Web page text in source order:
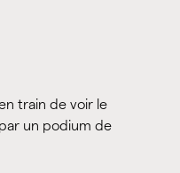
train de voir le
un podium de